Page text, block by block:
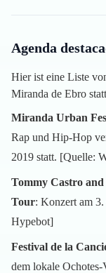
Agenda
Hier ist eine Liste
Miranda de Ebro
Miranda Urban
Rap und Hip-Hop
2019 statt. [Quelle:
Tommy Castro
Tour: Konzert am
Hypebot]
Festival de la
dem lokale